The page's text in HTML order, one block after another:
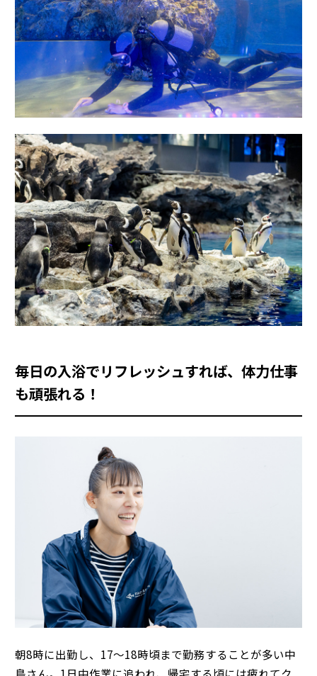
毎日の入浴でリフレッシュすれば、体力仕事
も頑張れる！
朝8時に出勤し、17～18時頃まで勤務することが多い中